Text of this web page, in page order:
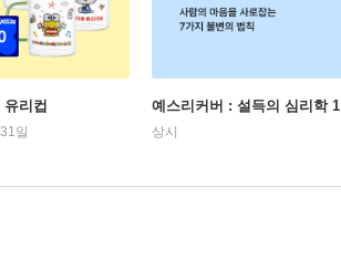
리컵
일
예스리커버 : 설득의 심리학 1
상시